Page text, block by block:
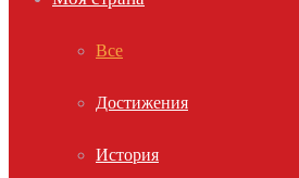
Все
Достижения
История